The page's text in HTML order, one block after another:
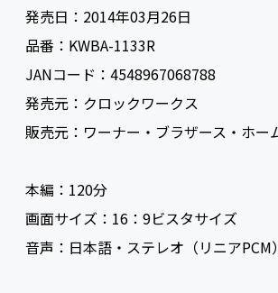
発売日： 2014年03月26日
品番： KWBA-1133R
JANコード： 4548967068788
発売元： クロックワークス
販売元： ワーナー・ブラザース・ホー
本編： 120
画面サイズ： 16：9ビスタサイズ
音声： 日本語・ステレオ（リニアPCM）